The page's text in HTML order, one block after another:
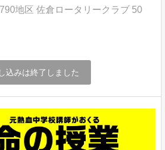
地区 佐倉ロータリークラブ 50
込みは終了しました